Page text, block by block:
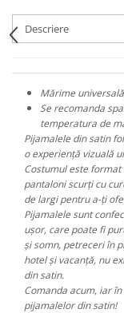
Descriere
Mărime
Se recomanda
temperatura de
Pijamalele din satin
o experiență vizuală
Costumul este
pantaloni scurți cu
de largi pentru a-ți
Pijamalele sunt
ușor, care poate fi
și somn, petreceri în
hotel și vacanță, nu
din satin.
Comanda acum, iar
pijamalelor din satin!